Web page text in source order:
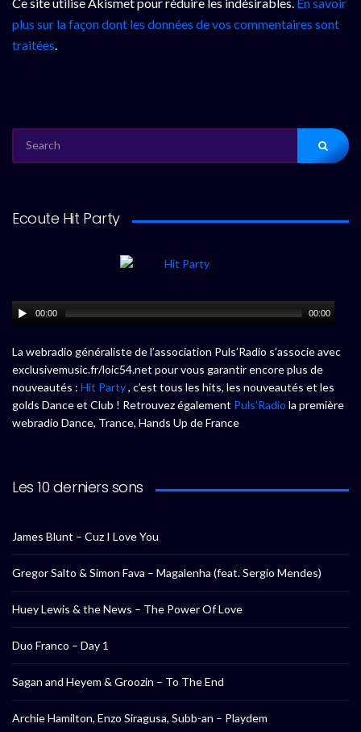
plus sur la façon dont les données de vos commentaires sont
traitées.
FOR:
Ecoute Hit Party
00:00 00:00
La webradio généraliste de l’association Puls’Radio s’associe avec
exclusivemusic.fr/loic54.net pour vous garantir encore plus de
nouveautés : Hit Party, c’est tous les hits, les nouveautés et les
golds Dance et Club ! Retrouvez également Puls’Radio la première
webradio Dance, Trance, Hands Up de France
Les 10 derniers sons
James Blunt – Cuz I Love You
Gregor Salto & Simon Fava – Magalenha (feat. Sergio Mendes)
Huey Lewis & the News – The Power Of Love
Duo Franco – Day 1
Sagan and Heyem & Groozin – To The End
Archie Hamilton, Enzo Siragusa, Subb-an – Playdem